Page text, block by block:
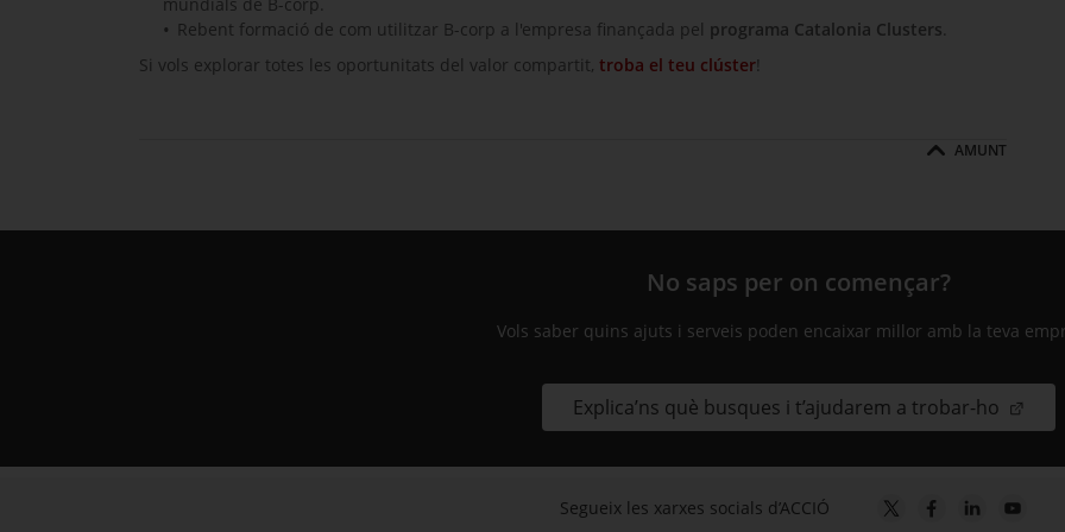
Rebent formació de com utilitzar B-corp a l'empresa finançada pel programa Catalonia Clusters
Si vols explorar totes les oportunitats del valor compartit, troba el teu clúster!
AMUNT
No saps per on començar?
Vols saber quins ajuts i serveis poden encaixar millor amb la teva
Explica’ns què busques i t’ajudarem a trobar-ho
Segueix les xarxes socials d’ACCIÓ